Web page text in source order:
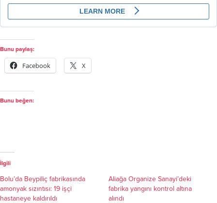
Bunu paylaş:
Facebook X
Bunu beğen:
İlgili
Bolu’da Beypiliç fabrikasında
amonyak sızıntısı: 19 işçi
hastaneye kaldırıldı
Aliağa Organize Sanayi’deki
fabrika yangını kontrol altına
alındı